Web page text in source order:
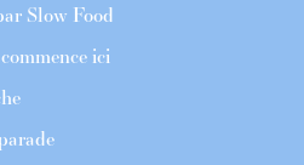
Slow Food
ici